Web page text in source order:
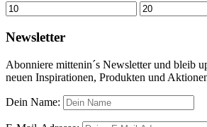
Min.
Preis
Max.
Preis
Newsletter
Abonniere mittenin´s Newsletter und bleib
neuen Inspirationen, Produkten und
Dein Name: